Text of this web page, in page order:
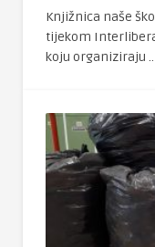
Knjižnica naše
tijekom
koju organiziraju ..